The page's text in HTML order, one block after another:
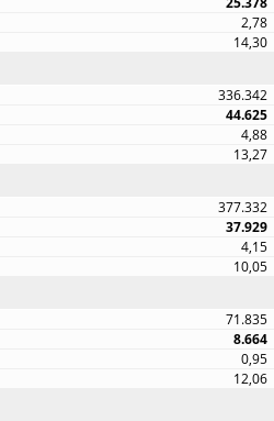
2,78
14,30
336.342
44.625
4,88
13,27
377.332
37.929
4,15
10,05
71.835
8.664
0,95
12,06